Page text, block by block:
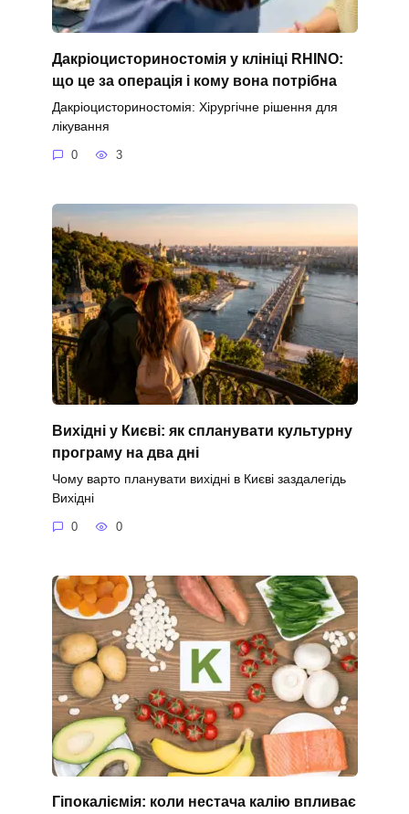
Дакріоцисториностомія у клініці RHINO:
що це за операція і кому вона потрібна
Дакріоцисториностомія: Хірургічне рішення для
лікування
0 3
Вихідні у Києві: як спланувати культурну
програму на два дні
Чому варто планувати вихідні в Києві заздалегідь
Вихідні
0 0
Гіпокаліємія: коли нестача калію впливає